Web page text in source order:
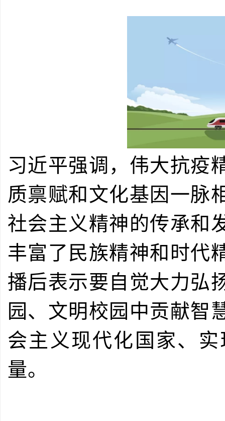
习近平强调，伟大抗疫
质禀赋和文化基因一脉
社会主义精神的传承和
丰富了民族精神和时代
播后表示要自觉大力弘
园、文明校园中贡献智
会主义现代化国家、
量。